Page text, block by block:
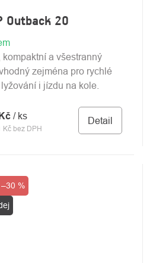
Outback 20
Kč bez DPH
/ ks Detail
kompaktní a všestranný
zejména pro rychlé
i jízdu na kole.
–30 %